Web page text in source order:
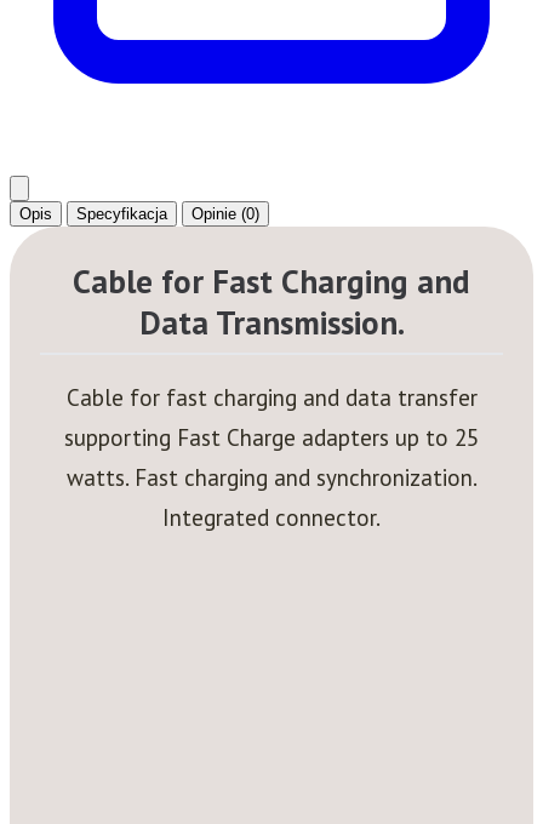
Opis Specyfikacja Opinie (0)
Cable for Fast Charging and
Data Transmission.
Cable for fast charging and data transfer
supporting Fast Charge adapters up to 25
watts. Fast charging and synchronization.
Integrated connector.